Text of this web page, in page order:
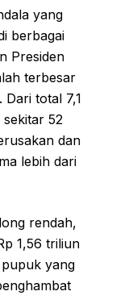
yang
berbagai
Presiden
terbesar
total 7,1
52
dan
lebih dari
rendah,
1,56 triliun
yang